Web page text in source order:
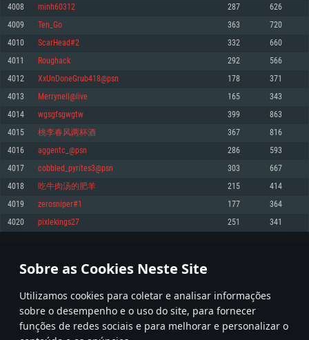
Sobre as Cookies Neste Site
Utilizamos cookies para coletar e analisar informações
sobre o desempenho e o uso do site, para fornecer
funções de redes sociais e para melhorar e personalizar o
Sistema Operativo: Windows 10 (64 bit)
Processador: Dual-Core 2.2 GHz
Memória: 4GB
Placa Gráfica: Placa com DirectX 11: AMD Radeon 77XX / NVIDIA GeForce
GTX 660. Resolução mínima suportada: 720p
Network: Internet de banda larga.
Disco: 23,1 GB
Recomendado
superior, Radeon RX 570 ou superior
Disco: 75,9 GB
Sistema Operativo: Mac OS Big Sur 11.0 ou versão mais recente
Processador: Core i5 2.2GHz mínimo (Intel Xeon não suportado)
Memória: 6 GB
Placa Gráfica: Intel Iris Pro 5200 (Mac), equivalentes AMD/Nvidia para Mac.
Resolução mínima suportada: 720p com suporte Metal.
Network: Internet de banda larga.
Disco: 21,5 GB
Recomendado
Network: Internet de banda larga.
Sistema Operativo: Distribuições mais modernas do Linux de 64bit
Processador: Dual-Core 2.4 GHz
Memória: 4 GB
Placa Gráfica: NVIDIA 660 com os drivers mais recentes (não mais de 6
meses) / equivalentes AMD com os drivers mais recentes com suporte
Vulkan (não mais de 6 meses); Resolução mínima suportada: 720p.
Network: Internet de banda larga.
Disco: 21,5 GB
Recomendado
Sistema Operativo: Ubuntu 20.04 64bit
Processador: Intel Core i7
Memória: 16 GB
Placa Gráfica: NVIDIA 1060 com os drivers mais recentes (não mais de 6
meses) / equivalentes AMD (Radeon RX 570) com os drivers mais recentes
Network: Internet de banda larga.
4008 minh60312 287 626
4009 Ten_Go 363 720
4010 ScarHead#2 332 660
4011 Roughack 292 566
4012 XxUnDoneGrub418@psn 178 371
4013 Merrynell@live 165 343
4014 wgsgfsgwgtw 399 863
4015 桃李春风两杯酒 367 816
4016 aggentc_@psn 286 593
4017 cobbled_pyrites3@psn 303 667
4018 吃牛肉汤的肥羊 215 414
4019 zerosniper#1 177 364
4020 pixlekings27 251 341